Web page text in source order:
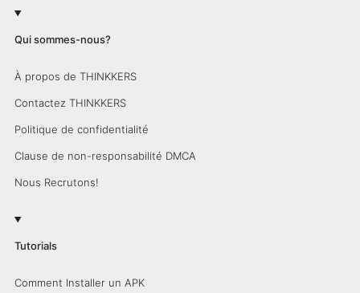
Qui sommes-nous?
À propos de THINKKERS
Contactez THINKKERS
Politique de confidentialité
Clause de non-responsabilité DMCA
Nous Recrutons!
Tutorials
Comment Installer un APK